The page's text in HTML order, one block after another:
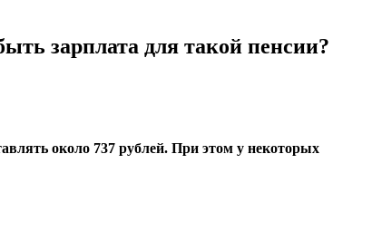
зарплата для такой пенсии?
около 737 рублей. При этом у некоторых